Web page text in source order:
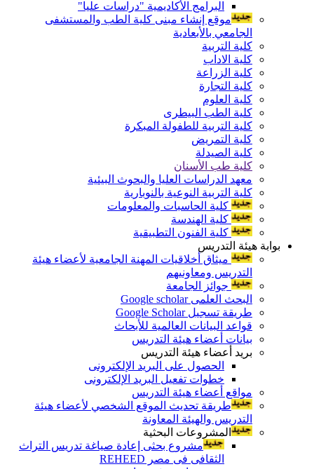
البرامج الأكاديمية "دراسات عليا"
موقع إنشاء مبنى كلية الطب والمستشفى
الجامعي بالأبعادية
كلية التربية
كلية الاداب
كلية الزراعة
كلية التجارة
كلية العلوم
كلية الطب البيطرى
كلية التربية للطفولة المبكرة
كلية التمريض
كلية الصيدلة
كلية طب الأسنان
معهد الدراسات العليا والبحوث البيئية
كلية التربية النوعية بالنوبارية
كلية الحاسبات والمعلومات
كلية الهندسة
كلية الفنون التطبيقية
بوابة هيئة التدريس
ميثاق أخلاقيات المهنة الجامعية لأعضاء هيئة
التدريس ومعاونيهم
جوائز الجامعة
البحث العلمى Google scholar
طريقة تسجيل Google Scholar
قواعد البيانات العالمية للأبحاث
بيانات أعضاء هيئة التدريس
بريد أعضاء هيئة التدريس
الحصول على البريد الإلكترونى
خطوات تفعيل البريد الإلكترونى
مواقع أعضاء هيئة التدريس
طريقة تحديث الموقع الشخصي لأعضاء هيئة
التدريس والهيئة المعاونة
المشروعات البحثية
مشروع بحثى إعادة صياغة تدريس التراث
الثقافى فى مصر REHEED